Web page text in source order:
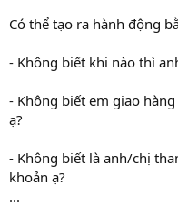
Có thể tạo ra hành động
- Không biết khi nào thì
- Không biết em giao
ạ?
- Không biết là anh/chị
khoản ạ?
...